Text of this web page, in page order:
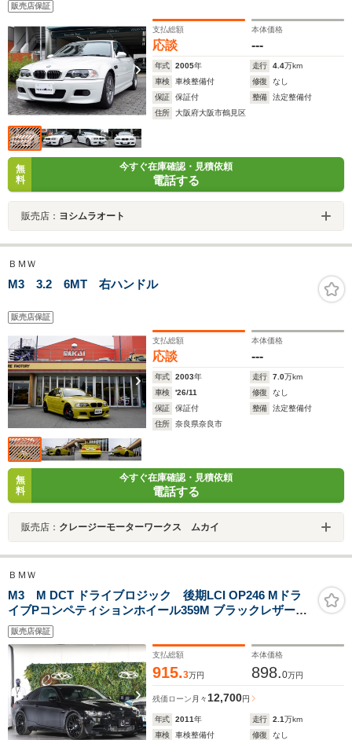
販売店保証
支払総額
応談
本体価格
---
年式 2005年 走行 4.4万km
車検
車検整備付 修復
なし
保証
保証付 整備
法定整備付
住所
大阪府大阪市鶴見区
無
料
今すぐ在庫確認・見積依頼
電話する
販売店： ヨシムラオート
ＢＭＷ
M3 3.2 6MT 右ハンドル
販売店保証
支払総額
応談
本体価格
---
年式 2003年 走行 7.0万km
車検
'26/11 修復
なし
保証
保証付 整備
法定整備付
住所
奈良県奈良市
無
料
今すぐ在庫確認・見積依頼
電話する
販売店： クレージーモーターワークス ムカイ
ＢＭＷ
M3 M DCT ドライブロジック 後期LCI OP246 Mドラ
イブPコンペティションホイール359M ブラックレザーカ
ーボンストラクチャートリム Harman Kardon アクラ
ポビッチスリップオンライン ブラックキドニーグリ
ル バックカメラキット
販売店保証
支払総額
915.3万円
本体価格
898.0万円
残価ローン 月々 12,700円
年式 2011年 走行 2.1万km
車検
車検整備付 修復
なし